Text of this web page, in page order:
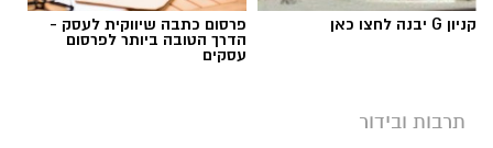
קניון G יבנה לחצו כאן פרסום כתבה שיווקית לעסק -
הדרך הטובה ביותר לפרסום
עסקים
תרבות ובידור